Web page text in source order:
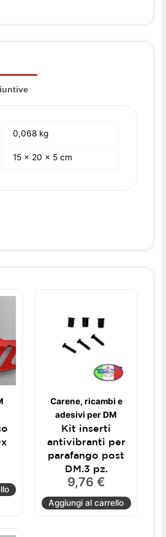
0,068 kg
15 × 20 × 5 cm
Carene, ricambi e
adesivi per DM
Kit inserti
antivibranti per
parafango post
DM.3 pz.
9,76 €
Aggiungi al carrello